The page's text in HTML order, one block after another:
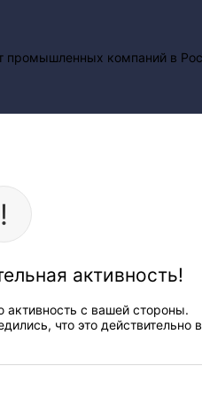
активность!
с вашей стороны.
что это действительно